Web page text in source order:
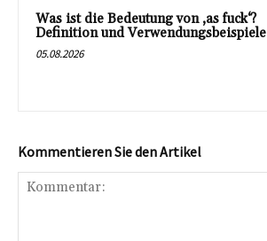
Was ist die Bedeutung von ‚as fuck‘?
Definition und Verwendungsbeispiele
05.08.2026
Kommentieren Sie den Artikel